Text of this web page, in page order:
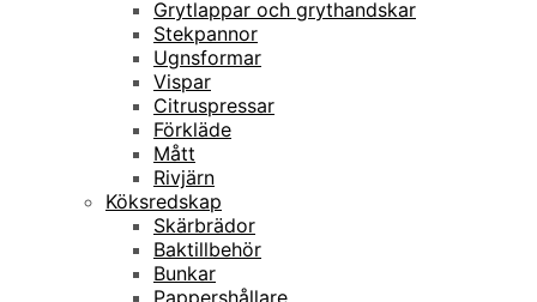
Grytlappar och grythandskar
Stekpannor
Ugnsformar
Vispar
Citruspressar
Förkläde
Mått
Rivjärn
Köksredskap
Skärbrädor
Baktillbehör
Bunkar
Pappershållare